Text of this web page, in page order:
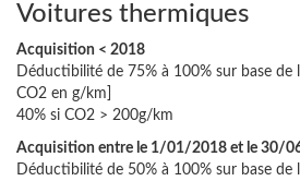
Voitures thermiques
Acquisition < 2018
Déductibilité de 75% à 100% sur base
CO2 en g/km]
40% si CO2 > 200g/km
Acquisition entre le 1/01/2018 et le 30/
Déductibilité de 50% à 100% sur base